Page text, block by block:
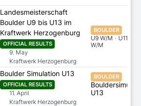
Landesmeisterschaft
Boulder U9 bis U13 im
Kraftwerk Herzogenburg
OFFICIAL RESULTS
9. May
Kraftwerk Herzogenburg
BOULDER
U9 W/M · U11 W/
W/M
Boulder Simulation U13
OFFICIAL RESULTS
11. April
Kraftwerk Herzogenburg
BOULDER
U13